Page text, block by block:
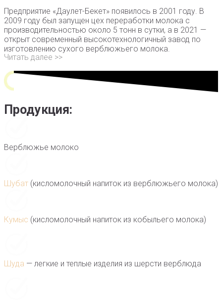
Предприятие «Даулет-Бекет» появилось в 2001 году. В
2009 году был запущен цех переработки молока с
производительностью около 5 тонн в сутки, а в 2021 —
открыт современный высокотехнологичный завод по
изготовлению сухого верблюжьего молока.
Читать далее >>
Продукция:
Верблюжье молоко
Шубат (кисломолочный напиток из верблюжьего молока)
Кумыс (кисломолочный напиток из кобыльего молока)
Шуда — легкие и теплые изделия из шерсти верблюда